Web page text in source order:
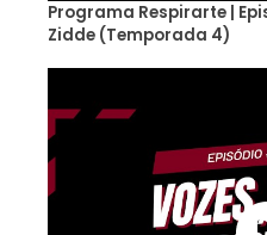
Programa Respirarte |
Zidde (Temporada 4)